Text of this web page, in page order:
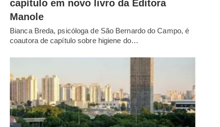
capítulo em novo livro da Editora
Manole
Bianca Breda, psicóloga de São Bernardo do Campo, é
coautora de capítulo sobre higiene do…